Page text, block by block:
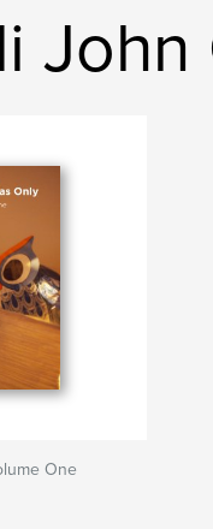
John
One